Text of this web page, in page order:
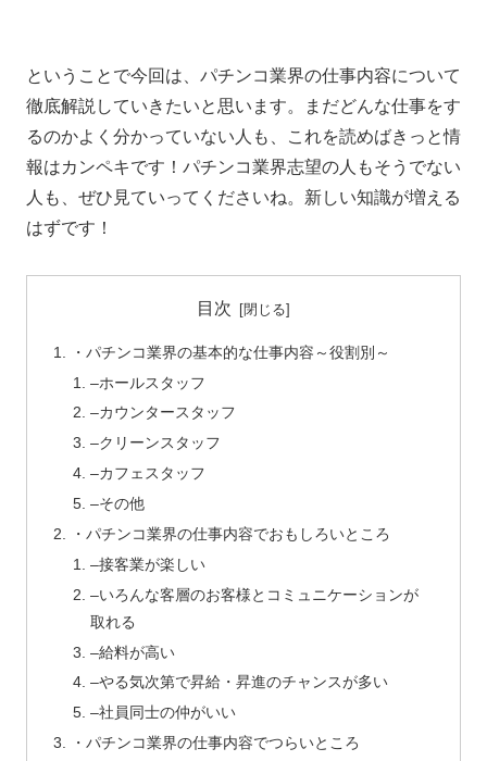
ということで今回は、パチンコ業界の仕事内容について
徹底解説していきたいと思います。まだどんな仕事をす
るのかよく分かっていない人も、これを読めばきっと情
報はカンペキです！パチンコ業界志望の人もそうでない
人も、ぜひ見ていってくださいね。新しい知識が増える
はずです！
目次
・パチンコ業界の基本的な仕事内容～役割別～
–ホールスタッフ
–カウンタースタッフ
–クリーンスタッフ
–カフェスタッフ
–その他
・パチンコ業界の仕事内容でおもしろいところ
–接客業が楽しい
–いろんな客層のお客様とコミュニケーションが
取れる
–給料が高い
–やる気次第で昇給・昇進のチャンスが多い
–社員同士の仲がいい
・パチンコ業界の仕事内容でつらいところ